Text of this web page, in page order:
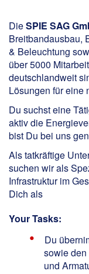
DieSPIE SAG
Breitbandausbau,
& Beleuchtung
über 5000
deutschlandweit
Lösungen für eine
Du suchst eine
aktiv die
bist Du bei uns
Als tatkräftige
suchen wir als
Infrastruktur im
Dich als
Your Tasks:
Du
sowie den
und